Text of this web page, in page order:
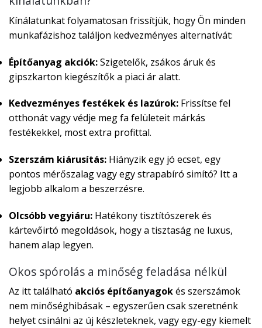
Kínálatunkat folyamatosan frissítjük, hogy Ön minden
munkafázishoz találjon kedvezményes alternatívát:
Építőanyag akciók:Szigetelők, zsákos áruk és
gipszkarton kiegészítők a piaci ár alatt.
Kedvezményes festékek és lazúrok: Frissítse fel
otthonát vagy védje meg fa felületeit márkás
festékekkel, most extra profittal.
Szerszám kiárusítás: Hiányzik egy jó ecset, egy
pontos mérőszalag vagy egy strapabíró simító? Itt a
legjobb alkalom a beszerzésre.
Olcsóbb vegyiáru: Hatékony tisztítószerek és
kártevőirtó megoldások, hogy a tisztaság ne luxus,
hanem alap legyen.
Okos spórolás a minőség feladása nélkül
Az itt található akciós építőanyagokés szerszámok
nem minőséghibásak – egyszerűen csak szeretnénk
helyet csinálni az új készleteknek, vagy egy-egy kiemelt